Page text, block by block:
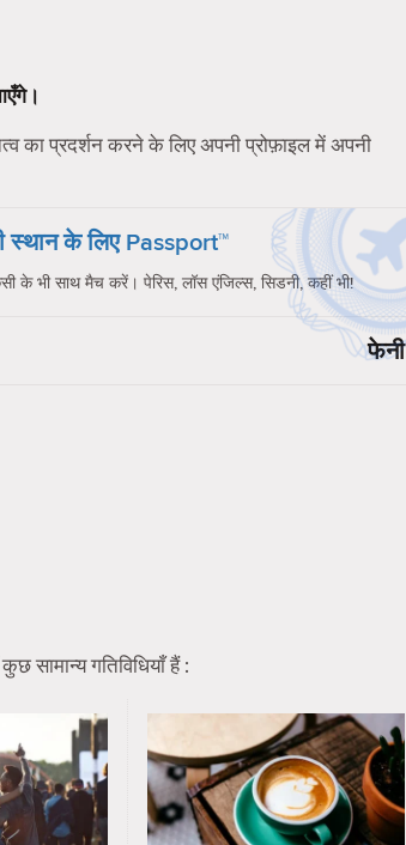
का प्रदर्शन करने के लिए अपनी प्रोफ़ाइल में अपनी
स्थान के लिए Passport™
के भी साथ मैच करें। पेरिस, लॉस एंजिल्स, सिडनी, कहीं भी!
फेनी
सामान्य गतिविधियाँ हैं :